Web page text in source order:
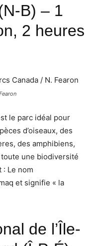
B) – 1
2 heures
le parc idéal pour
d’oiseaux, des
des amphibiens,
une biodiversité
: Le nom
et signifie « la
de l’Île-